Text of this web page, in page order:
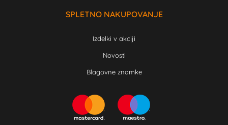
SPLETNO NAKUPOVANJE
Izdelki v akciji
Novosti
Blagovne znamke